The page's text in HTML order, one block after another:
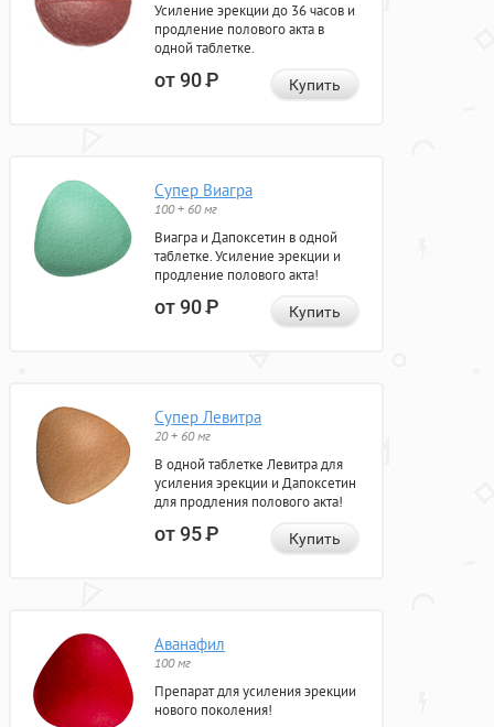
Усиление эрекции до 36 часов и
продление полового акта в
одной таблетке.
от 90Р Купить
Супер Виагра
100 + 60 мг
Виагра и Дапоксетин в одной
таблетке. Усиление эрекции и
продление полового акта!
от 90Р Купить
Супер Левитра
20 + 60 мг
В одной таблетке Левитра для
усиления эрекции и Дапоксетин
для продления полового акта!
от 95Р Купить
Аванафил
100 мг
Препарат для усиления эрекции
нового поколения!